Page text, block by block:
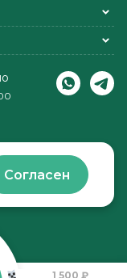
1 500 ₽
Согласен